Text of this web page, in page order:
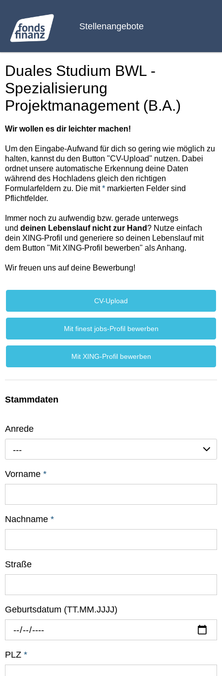
Stellenangebote
Duales Studium BWL -
Spezialisierung
Projektmanagement (B.A.)
Wir wollen es dir leichter machen!
Um den Eingabe-Aufwand für dich so gering wie möglich zu
halten, kannst du den Button "CV-Upload" nutzen. Dabei
ordnet unsere automatische Erkennung deine Daten
während des Hochladens gleich den richtigen
Formularfeldern zu. Die mit* markierten Felder sind
Pflichtfelder.
Immer noch zu aufwendig bzw. gerade unterwegs
und deinen Lebenslauf nicht zur Hand? Nutze einfach
dein XING-Profil und generiere so deinen Lebenslauf mit
dem Button "Mit XING-Profil bewerben" als Anhang.
Wir freuen uns auf deine Bewerbung!
CV-Upload
Mit finest jobs-Profil bewerben
Mit XING-Profil bewerben
Stammdaten
Anrede
---
Vorname *
Nachname *
Straße
Geburtsdatum (TT.MM.JJJJ)
PLZ *